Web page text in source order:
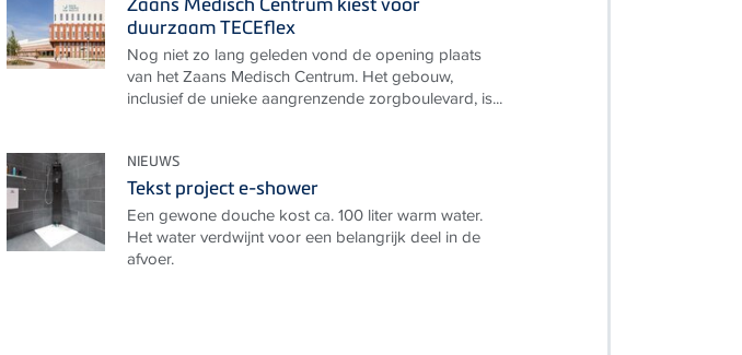
duurzaam TECEflex
Nog niet zo lang geleden vond de opening plaats
van het Zaans Medisch Centrum. Het gebouw,
inclusief de unieke aangrenzende zorgboulevard, is...
NIEUWS
Tekst project e-shower
Een gewone douche kost ca. 100 liter warm water.
Het water verdwijnt voor een belangrijk deel in de
afvoer.